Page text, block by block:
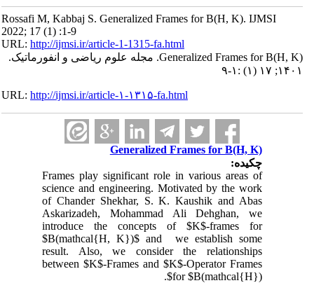
Rossafi M, Kabbaj S. Generalized Frames for B(H, K). IJMSI
2022; 17 (1) :1-9
URL:http://ijmsi.ir/article-1-1315-fa.html
Generalized Frames for B(H, K). مجله علوم ریاضی و انفورماتیک.
۱۴۰۱; ۱۷ (۱) :۱-۹
URL:http://ijmsi.ir/article-۱-۱۳۱۵-fa.html
Generalized Frames for B(H, K)
چکیده:
Frames play significant role in various areas of
science and engineering. Motivated by the work
of Chander Shekhar, S. K. Kaushik and Abas
Askarizadeh, Mohammad Ali Dehghan, we
introduce the concepts of $K$-frames for
$B(mathcal{H, K})$ and we establish some
result. Also, we consider the relationships
between $K$-Frames and $K$-Operator Frames
for $B(mathcal{H})$.